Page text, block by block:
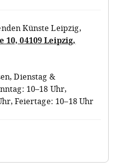
Künste Leipzig,
04109 Leipzig,
Dienstag &
10–18 Uhr,
Feiertage: 10–18 Uhr